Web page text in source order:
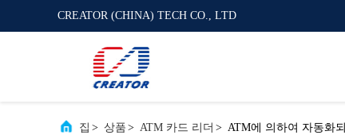
CREATOR (CHINA) TECH CO., LTD
집 > 상품 > ATM 카드 리더 > ATM에 의하여 자동화